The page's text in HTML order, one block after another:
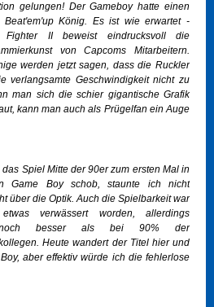
gelungen! Der Gameboy hatte einen
Beat'em'up König. Es ist wie erwartet -
Fighter II beweist eindrucksvoll die
von Capcoms Mitarbeitern.
werden jetzt sagen, dass die Ruckler
verlangsamte Geschwindigkeit nicht zu
man sich die schier gigantische Grafik
kann man auch als Prügelfan ein Auge
das Spiel Mitte der 90er zum ersten Mal in
Game Boy schob, staunte ich nicht
über die Optik. Auch die Spielbarkeit war
verwässert worden, allerdings
besser als bei 90% der
Heute wandert der Titel hier und
aber effektiv würde ich die fehlerlose